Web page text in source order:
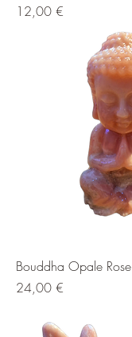
Prix
12,00 €
Bouddha Opale Rose
Prix
24,00 €